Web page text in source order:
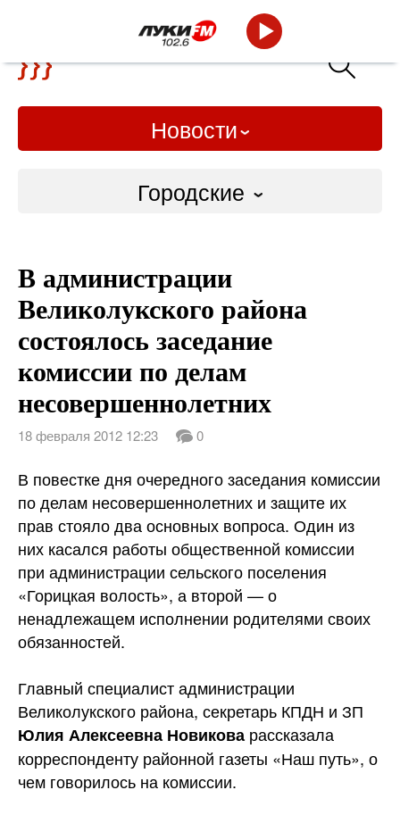
Новости
Городские
Слово Дело
Народные
ВТРК
В администрации
Великолукского района
состоялось заседание
комиссии по делам
несовершеннолетних
18 февраля 2012 12:23 0
В повестке дня очередного заседания комиссии
по делам несовершеннолетних и защите их
прав стояло два основных вопроса. Один из
них касался работы общественной комиссии
при администрации сельского поселения
«Горицкая волость», а второй — о
ненадлежащем исполнении родителями своих
обязанностей.
Главный специалист администрации
Великолукского района, секретарь КПДН и ЗП
Юлия Алексеевна Новикова рассказала
корреспонденту районной газеты «Наш путь», о
чем говорилось на комиссии.